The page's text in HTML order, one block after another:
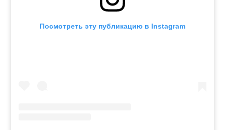
Посмотреть эту публикацию в Instagram